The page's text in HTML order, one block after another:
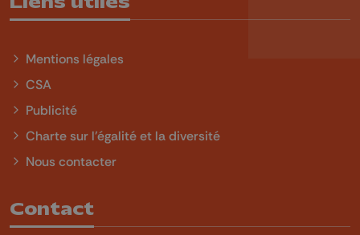
Mentions légales
CSA
Publicité
Charte sur l'égalité et la diversité
Nous contacter
Contact